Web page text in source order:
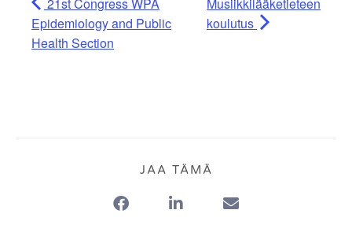
Epidemiology and Public
Health Section
koulutus
JAA TÄMÄ